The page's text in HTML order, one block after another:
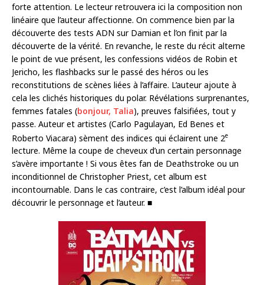
forte attention. Le lecteur retrouvera ici la composition non
linéaire que l’auteur affectionne. On commence bien par la
découverte des tests ADN sur Damian et l’on finit par la
découverte de la vérité. En revanche, le reste du récit alterne
le point de vue présent, les confessions vidéos de Robin et
Jericho, les flashbacks sur le passé des héros ou les
reconstitutions de scènes liées à l’affaire. L’auteur ajoute à
cela les clichés historiques du polar. Révélations surprenantes,
femmes fatales (bonjour, Talia), preuves falsifiées, tout y
passe. Auteur et artistes (Carlo Pagulayan, Ed Benes et
Roberto Viacara) sèment des indices qui éclairent une 2e
lecture. Même la coupe de cheveux d’un certain personnage
s’avère importante ! Si vous êtes fan de Deathstroke ou un
inconditionnel de Christopher Priest, cet album est
incontournable. Dans le cas contraire, c’est l’album idéal pour
découvrir le personnage et l’auteur. ■